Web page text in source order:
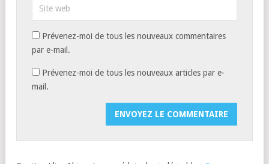
Prévenez-moi de tous les nouveaux commentaires
par e-mail.
Prévenez-moi de tous les nouveaux articles par e-
mail.